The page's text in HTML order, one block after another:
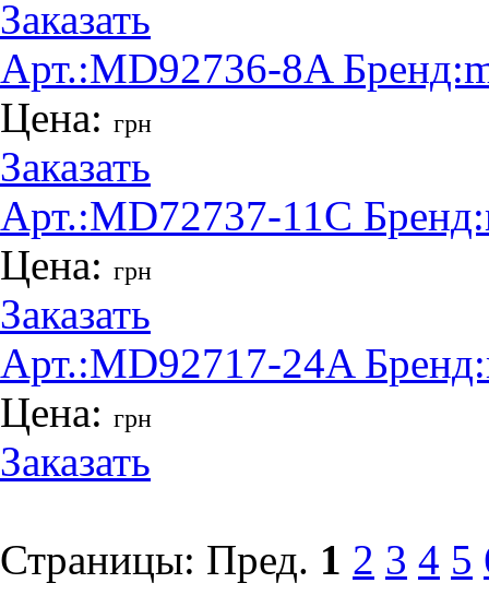
Заказать
Арт.:MD92736-8A Бренд:
Цена: грн
Заказать
Арт.:MD72737-11C Бренд:
Цена: грн
Заказать
Арт.:MD92717-24A Бренд:
Цена: грн
Заказать
Страницы: Пред. 1 2 3 4 5